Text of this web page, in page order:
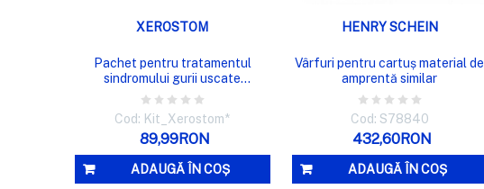
XEROSTOM
Pachet pentru tratamentul
sindromului gurii uscate
Xerostom
Cod: Kit_Xerostom*
89,99RON
ADAUGĂ ÎN COȘ
HENRY SCHEIN
Vârfuri pentru cartuș material de
amprentă similar
Cod: S78840
432,60RON
ADAUGĂ ÎN COȘ